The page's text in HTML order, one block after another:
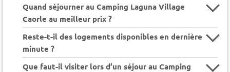
Quand séjourner au Camping Laguna Village
Caorle au meilleur prix ?
Reste-t-il des logements disponibles en dernière
minute ?
Que faut-il visiter lors d’un séjour au Camping